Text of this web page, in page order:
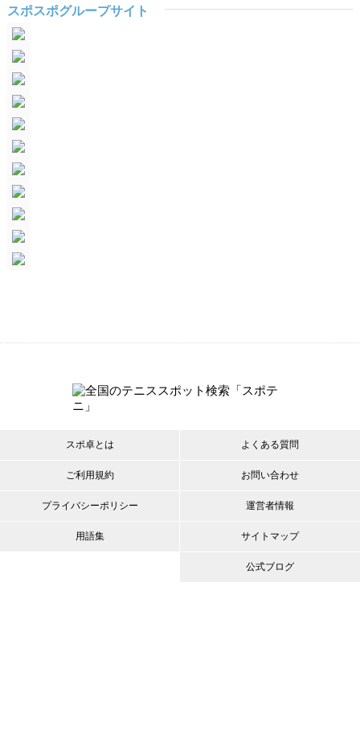
スポスポグループサイト
スポ卓とは
ご利用規約
プライバシーポリシー
用語集
よくある質問
お問い合わせ
運営者情報
サイトマップ
公式ブログ